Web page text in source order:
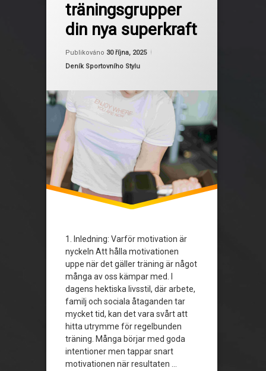
träningsgrupper
din nya superkraft
Publikováno 30 října, 2025
Kategorie:
Deník Sportovního Stylu
1. Inledning: Varför motivation är
nyckeln Att hålla motivationen
uppe när det gäller träning är något
många av oss kämpar med. I
dagens hektiska livsstil, där arbete,
familj och sociala åtaganden tar
mycket tid, kan det vara svårt att
hitta utrymme för regelbunden
träning. Många börjar med goda
intentioner men tappar snart
motivationen när resultaten …
motivation för träning
online utmaningar
sociala medier och träning
träningsgemenskap
träningsgrupper